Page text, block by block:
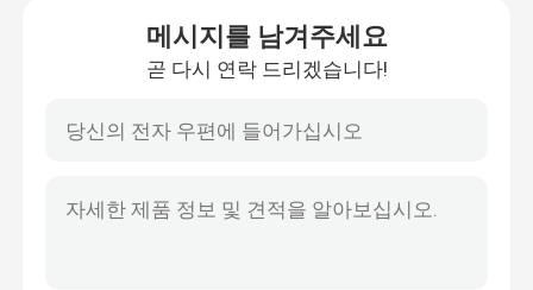
메시지를 남겨주세요
곧 다시 연락 드리겠습니다!